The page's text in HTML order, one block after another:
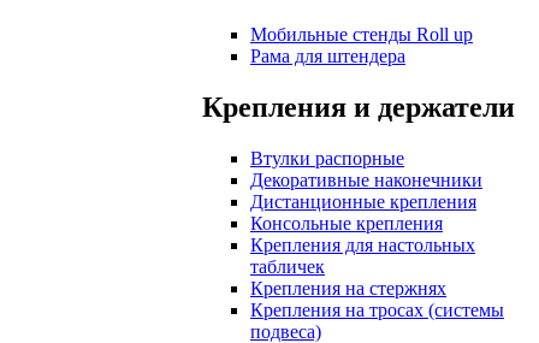
Мобильные стенды Roll up
Рама для штендера
Крепления и держатели
Втулки распорные
Декоративные наконечники
Дистанционные крепления
Консольные крепления
Крепления для настольных
табличек
Крепления на стержнях
Крепления на тросах (системы
подвеса)